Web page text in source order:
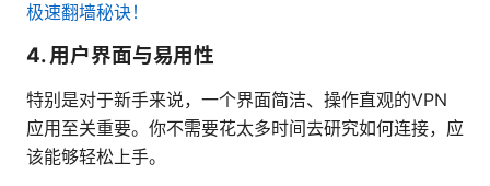
极速翻墙秘诀！
4. 用户界面与易用性
特别是对于新手来说，一个界面简洁、操作直观的VPN
应用至关重要。你不需要花太多时间去研究如何连接，应
该能够轻松上手。